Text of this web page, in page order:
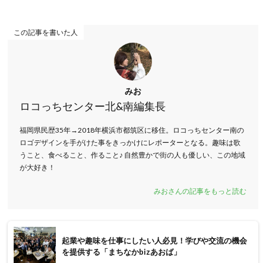
この記事を書いた人
みお
ロコっちセンター北&南編集長
福岡県民歴35年→2018年横浜市都筑区に移住。ロコっちセンター南の
ロゴデザインを手がけた事をきっかけにレポーターとなる。趣味は歌
うこと、食べること、作ること♪ 自然豊かで街の人も優しい、この地域
が大好き！
みおさんの記事をもっと読む
起業や趣味を仕事にしたい人必見！学びや交流の機会
を提供する「まちなかbizあおば」